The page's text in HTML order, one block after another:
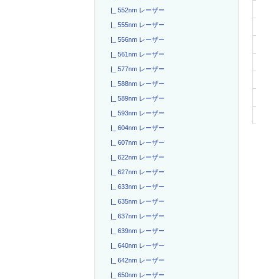
|_ 552nm レーザー
|_ 555nm レーザー
|_ 556nm レーザー
|_ 561nm レーザー
|_ 577nm レーザー
|_ 588nm レーザー
|_ 589nm レーザー
|_ 593nm レーザー
|_ 604nm レーザー
|_ 607nm レーザー
|_ 622nm レーザー
|_ 627nm レーザー
|_ 633nm レーザー
|_ 635nm レーザー
|_ 637nm レーザー
|_ 639nm レーザー
|_ 640nm レーザー
|_ 642nm レーザー
|_ 650nm レーザー